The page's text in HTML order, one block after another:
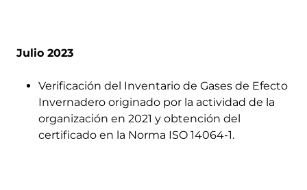
Julio 2023
Verificación del Inventario de Gases de Efecto
Invernadero originado por la actividad de la
organización en 2021 y obtención del
certificado en la Norma ISO 14064-1.